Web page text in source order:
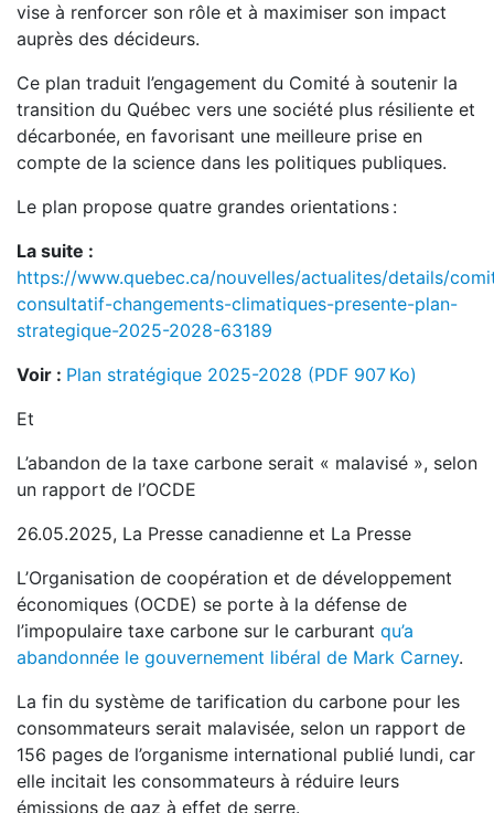
vise à renforcer son rôle et à maximiser son impact
auprès des décideurs.
Ce plan traduit l’engagement du Comité à soutenir la
transition du Québec vers une société plus résiliente et
décarbonée, en favorisant une meilleure prise en
compte de la science dans les politiques publiques.
Le plan propose quatre grandes orientations :
La suite :
https://www.quebec.ca/nouvelles/actualites/details/
consultatif-changements-climatiques-presente-plan-
strategique-2025-2028-63189
Voir : Plan stratégique 2025-2028 (PDF 907 Ko)
Et
L’abandon de la taxe carbone serait « malavisé », selon
un rapport de l’OCDE
26.05.2025, La Presse canadienne et La Presse
L’Organisation de coopération et de développement
économiques (OCDE) se porte à la défense de
l’impopulaire taxe carbone sur le carburant qu’a
abandonnée le gouvernement libéral de Mark Carney.
La fin du système de tarification du carbone pour les
consommateurs serait malavisée, selon un rapport de
156 pages de l’organisme international publié lundi, car
elle incitait les consommateurs à réduire leurs
émissions de gaz à effet de serre.